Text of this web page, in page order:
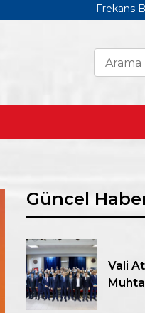
Frekans
Güncel
Vali